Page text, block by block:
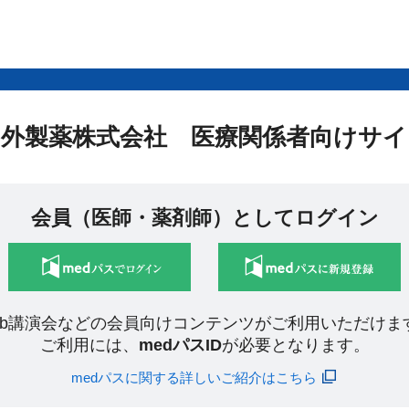
製薬株式会社 医療関係者向けサ
会員（医師・薬剤師）としてログイン
講演会などの会員向けコンテンツがご利用いただけま
ご利用には、 medパスIDが必要となります。
medパスに関する詳しいご紹介はこちら